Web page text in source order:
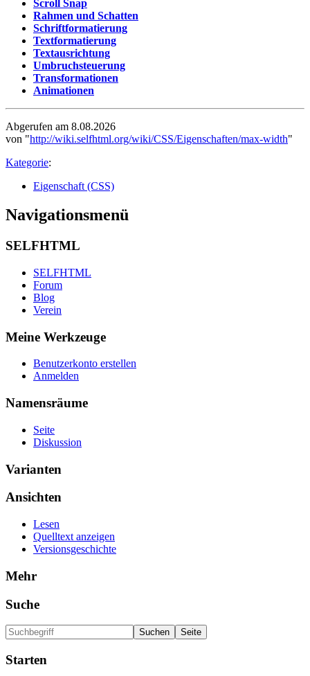
Scroll Snap
Rahmen und Schatten
Schriftformatierung
Textformatierung
Textausrichtung
Umbruchsteuerung
Transformationen
Animationen
Abgerufen am 8.08.2026
von "http://wiki.selfhtml.org/wiki/CSS/Eigenschaften/max-width"
Kategorie:
Eigenschaft (CSS)
Navigationsmenü
SELFHTML
SELFHTML
Forum
Blog
Verein
Meine Werkzeuge
Benutzerkonto erstellen
Anmelden
Namensräume
Seite
Diskussion
Varianten
Ansichten
Lesen
Quelltext anzeigen
Versionsgeschichte
Mehr
Suche
Starten